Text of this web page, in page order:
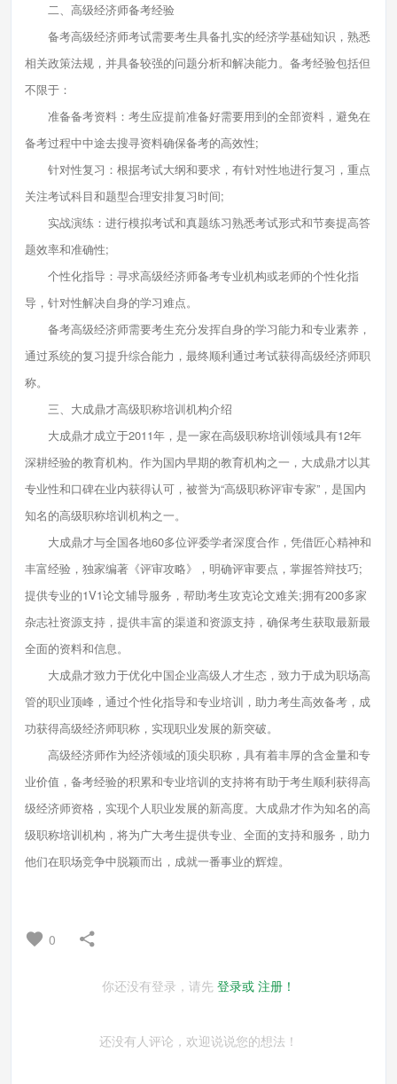
二、高级经济师备考经验
备考高级经济师考试需要考生具备扎实的经济学基础知识，熟悉
相关政策法规，并具备较强的问题分析和解决能力。备考经验包括但
不限于：
准备备考资料：考生应提前准备好需要用到的全部资料，避免在
备考过程中中途去搜寻资料确保备考的高效性;
针对性复习：根据考试大纲和要求，有针对性地进行复习，重点
关注考试科目和题型合理安排复习时间;
实战演练：进行模拟考试和真题练习熟悉考试形式和节奏提高答
题效率和准确性;
个性化指导：寻求高级经济师备考专业机构或老师的个性化指
导，针对性解决自身的学习难点。
备考高级经济师需要考生充分发挥自身的学习能力和专业素养，
通过系统的复习提升综合能力，最终顺利通过考试获得高级经济师职
称。
三、大成鼎才高级职称培训机构介绍
大成鼎才成立于2011年，是一家在高级职称培训领域具有12年
深耕经验的教育机构。作为国内早期的教育机构之一，大成鼎才以其
专业性和口碑在业内获得认可，被誉为“高级职称评审专家”，是国内
知名的高级职称培训机构之一。
大成鼎才与全国各地60多位评委学者深度合作，凭借匠心精神和
丰富经验，独家编著《评审攻略》，明确评审要点，掌握答辩技巧;
提供专业的1V1论文辅导服务，帮助考生攻克论文难关;拥有200多家
杂志社资源支持，提供丰富的渠道和资源支持，确保考生获取最新最
全面的资料和信息。
大成鼎才致力于优化中国企业高级人才生态，致力于成为职场高
管的职业顶峰，通过个性化指导和专业培训，助力考生高效备考，成
功获得高级经济师职称，实现职业发展的新突破。
高级经济师作为经济领域的顶尖职称，具有着丰厚的含金量和专
业价值，备考经验的积累和专业培训的支持将有助于考生顺利获得高
级经济师资格，实现个人职业发展的新高度。大成鼎才作为知名的高
级职称培训机构，将为广大考生提供专业、全面的支持和服务，助力
他们在职场竞争中脱颖而出，成就一番事业的辉煌。
0
你还没有登录，请先 登录或 注册！
还没有人评论，欢迎说说您的想法！